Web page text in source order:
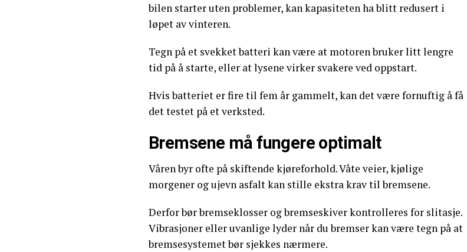
bilen starter uten problemer, kan kapasiteten ha blitt redusert i
løpet av vinteren.
Tegn på et svekket batteri kan være at motoren bruker litt lengre
tid på å starte, eller at lysene virker svakere ved oppstart.
Hvis batteriet er fire til fem år gammelt, kan det være fornuftig å få
det testet på et verksted.
Bremsene må fungere optimalt
Våren byr ofte på skiftende kjøreforhold. Våte veier, kjølige
morgener og ujevn asfalt kan stille ekstra krav til bremsene.
Derfor bør bremseklosser og bremseskiver kontrolleres for slitasje.
Vibrasjoner eller uvanlige lyder når du bremser kan være tegn på at
bremsesystemet bør sjekkes nærmere.